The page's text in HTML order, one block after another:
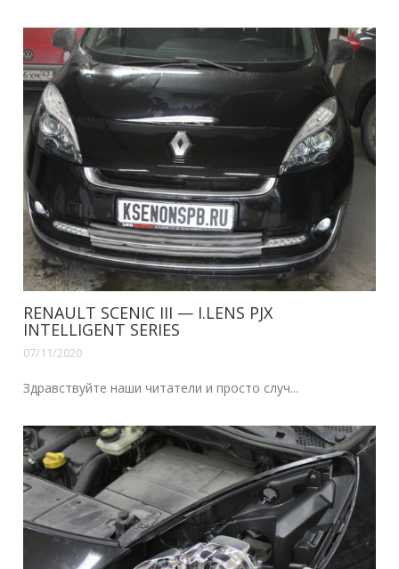
RENAULT SCENIC III — I.LENS PJX
INTELLIGENT SERIES
07/11/2020
Здравствуйте наши читатели и просто случ...